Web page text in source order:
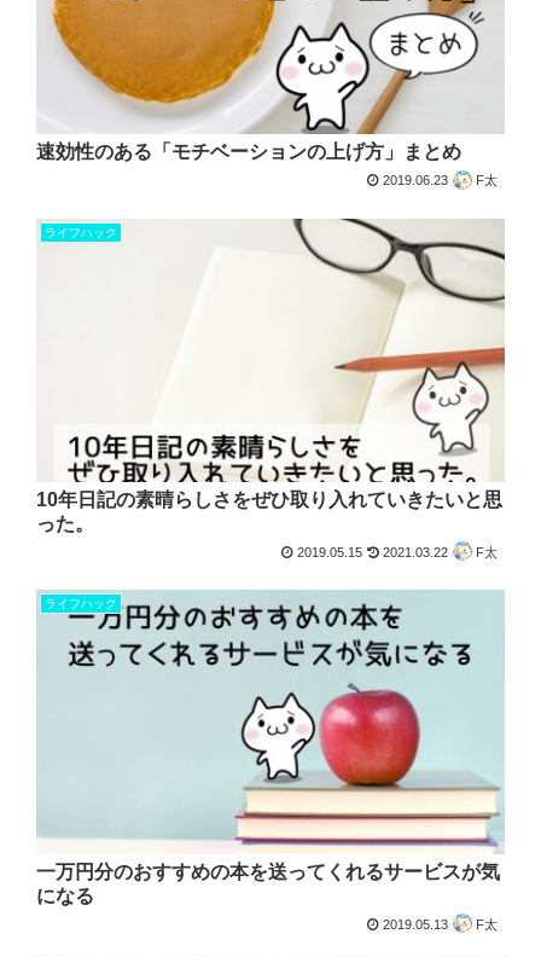
速効性のある「モチベーションの上げ方」まとめ
2019.06.23 F太
ライフハック
10年日記の素晴らしさをぜひ取り入れていきたいと思
った。
2019.05.15 2021.03.22 F太
ライフハック
一万円分のおすすめの本を送ってくれるサービスが気
になる
2019.05.13 F太